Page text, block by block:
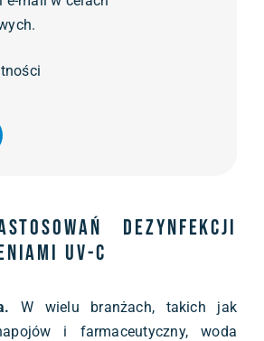
dezynfekcji
UV-C
W wielu branżach, takich jak
i farmaceutyczny, woda